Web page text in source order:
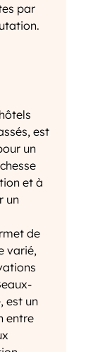
par
est
un
et à
un
de
varié,
est un
entre